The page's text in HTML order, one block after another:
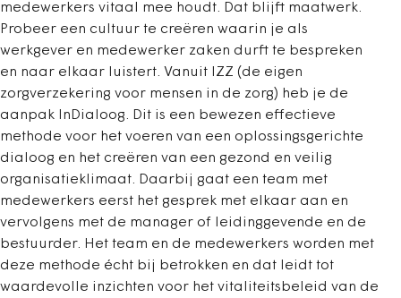
medewerkers vitaal mee houdt. Dat blijft maatwerk.
Probeer een cultuur te creëren waarin je als
werkgever en medewerker zaken durft te bespreken
en naar elkaar luistert. Vanuit IZZ (de eigen
zorgverzekering voor mensen in de zorg) heb je de
aanpak InDialoog. Dit is een bewezen effectieve
methode voor het voeren van een oplossingsgerichte
dialoog en het creëren van een gezond en veilig
organisatieklimaat. Daarbij gaat een team met
medewerkers eerst het gesprek met elkaar aan en
vervolgens met de manager of leidinggevende en de
bestuurder. Het team en de medewerkers worden met
deze methode écht bij betrokken en dat leidt tot
waardevolle inzichten voor het vitaliteitsbeleid van de